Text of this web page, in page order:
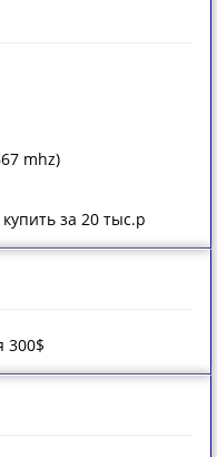
mhz)
за 20 тыс.р
300$